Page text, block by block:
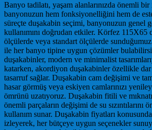
Banyo tadilatı, yaşam alanlarınızda önemli
banyonuzun hem fonksiyonelliğini hem de
süreçte duşakabin seçimi, banyonuzun genel
kullanımını doğrudan etkiler. Körfez 115X65
ölçülerde veya standart ölçülerde
ile her banyo tipine uygun çözümler
duşakabinler, modern ve minimalist
katarken, akordiyon duşakabinler özellikle
tasarruf sağlar. Duşakabin cam değişimi ve
hasar görmüş veya eskiyen camlarınızı
ömrünü uzatıyoruz. Duşakabin fitili ve
önemli parçaların değişimi de su
kullanım sunar. Duşakabin fiyatları
izleyerek, her bütçeye uygun seçenekler